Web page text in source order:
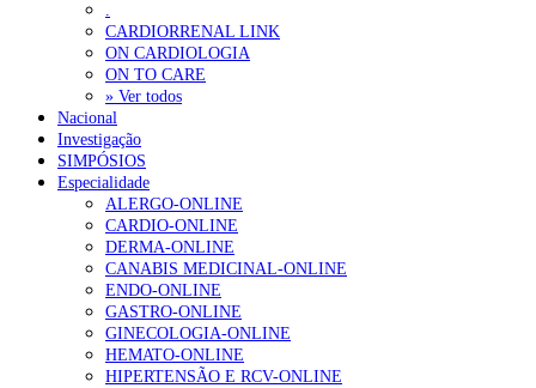
.
CARDIORRENAL LINK
ON CARDIOLOGIA
ON TO CARE
» Ver todos
Nacional
Investigação
SIMPÓSIOS
Especialidade
ALERGO-ONLINE
CARDIO-ONLINE
DERMA-ONLINE
CANABIS MEDICINAL-ONLINE
ENDO-ONLINE
GASTRO-ONLINE
GINECOLOGIA-ONLINE
HEMATO-ONLINE
HIPERTENSÃO E RCV-ONLINE